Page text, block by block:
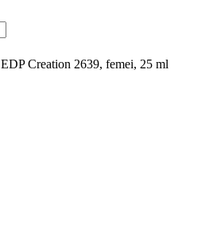
EDP Creation 2639, femei, 25 ml